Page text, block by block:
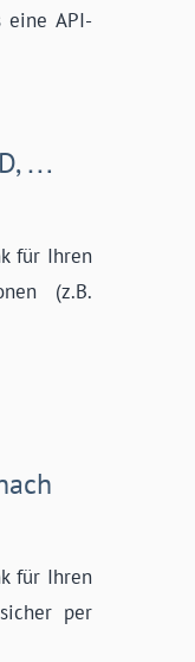
eine API-
…
für Ihren
(z.B.
für Ihren
per